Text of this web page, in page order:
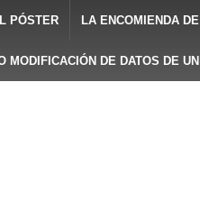
PÓSTER LA ENCOMIENDA
MODIFICACIÓN DE DATOS DE